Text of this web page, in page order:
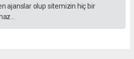
ajanslar olup sitemizin hiç bir